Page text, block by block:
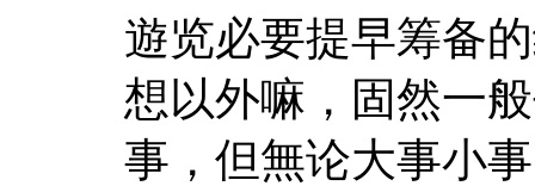
遊览必要提早筹备
想以外嘛，固然一
事，但無论大事小